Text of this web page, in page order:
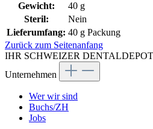
Gewicht:
40 g
Steril:
Nein
Lieferumfang: 40 g Packung
Zurück zum Seitenanfang
IHR SCHWEIZER DENTALDEPOT
Unternehmen
Wer wir sind
Buchs/ZH
Jobs